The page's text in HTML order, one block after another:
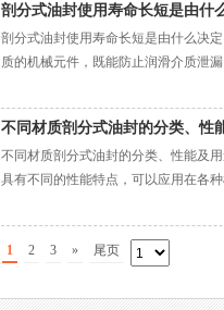
剖分式油封使用寿命长短是由什
剖分式油封使用寿命长短是由什么决
质的机械元件，既能防止润滑介质泄
不同材质剖分式油封的分类、性
不同材质剖分式油封的分类、性能及
具有不同的性能特点，可以应用在各
1 2 3 » 尾页